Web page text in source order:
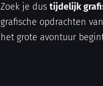
Zoek je dustijdelijk
grafische opdrachten
het grote avontuur